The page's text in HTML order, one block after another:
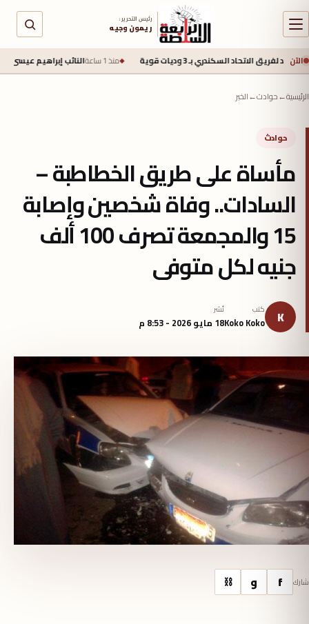
رئيس التحرير :
ريمون وجيه
الآنالسكندري بـ 3 وديات قوية منذ 1 ساعة النائب إبراهيم عيسى: تجاوز الصادرات الزراعية 6.2 مليون طن يعكس قوة القطاع الزراعي ونجاح
الرئيسية←حوادث←الخبر
حوادث
مأساة على طريق الخطاطبة –
السادات.. وفاة شخصين وإصابة
15 والمجمعة تصرف 100 ألف
جنيه لكل متوفى
K كتب
Koko Koko
نُشر
18 مايو 2026 - 8:53 م
شارك f و ⛓